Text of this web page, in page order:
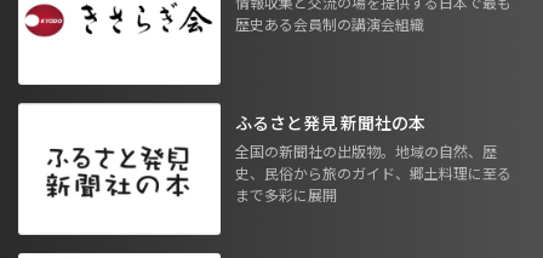
歴史ある会員制の講演会組織
ふるさと発見 新聞社の本
全国の新聞社の出版物。地域の自然、歴
史、民俗から旅のガイド、郷土料理に至る
まで多彩に展開